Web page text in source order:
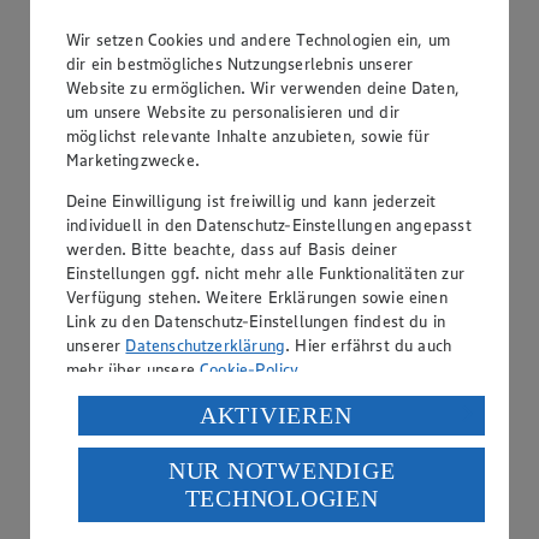
Wie kocht man in einem Wok?
Kategorie:Kochen
Beim klassischen Kochen im Wok werden die Zutaten trotz
hoher Temperaturen besonders schonend gegart. Vitamine
und Nährstoffe bleiben besser erhalten als beim Braten in
einer flachen Pfanne, weil Fleisch und Gemüse durch
ständiges Rühren zwischen dem…
weiterlesen
Kann man zu viel Pfeffer neutralisieren?
Kategorie:Kochen
Zu viel Pfeffer im Essen kann durch Strecken mit
Flüssigkeiten oder Hinzufügen von Fett, Kartoffeln oder
Äpfeln neutralisiert werden. Bei Suppen und Soßen helfen
auch Milchprodukte, Butter, Wasser oder Fond. Auch
Weißweinessig kann Suppen strecken un…
Wir setzen Cookies und andere Technologien ein, um
dir ein bestmögliches Nutzungserlebnis unserer
Website zu ermöglichen. Wir verwenden deine Daten,
um unsere Website zu personalisieren und dir
möglichst relevante Inhalte anzubieten, sowie für
Marketingzwecke.
Deine Einwilligung ist freiwillig und kann jederzeit
individuell in den Datenschutz-Einstellungen angepasst
werden. Bitte beachte, dass auf Basis deiner
Einstellungen ggf. nicht mehr alle Funktionalitäten zur
Verfügung stehen. Weitere Erklärungen sowie einen
Link zu den Datenschutz-Einstellungen findest du in
unserer Datenschutzerklärung. Hier erfährst du auch
mehr über unsereCookie-Policy.
Verarbeitung deiner personenbezogenen Daten in den
USA durch Facebook und YouTube:
Wenn du auf „Aktivieren“ klickst, willigst du im Sinne
des Art. 49 Abs. 1 Satz 1 lit. a) DSGVO ein, dass deine
Daten in den USA verarbeitet werden. Der EuGH sieht
AKTIVIEREN
NUR NOTWENDIGE
TECHNOLOGIEN